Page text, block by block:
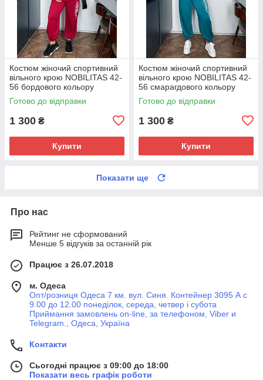
Костюм жіночий спортивний
вiльного крою NOBILITAS 42-
56 бордового кольору
Готово до відправки
1 300 ₴
Купити
Костюм жіночий спортивний
вiльного крою NOBILITAS 42-
56 смарагдового кольору
Готово до відправки
1 300 ₴
Купити
Показати ще
Про нас
Рейтинг не сформований
Менше 5 відгуків за останній рік
Працює з 26.07.2018
м. Одеса
Опт/розниця Одеса 7 км. вул. Синя. Контейнер 3095 А с
9.00 до 12.00 понеділок, середа, четвер і субота
Приймання замовлень on-line, за телефоном, Viber и
Telegram., Одеса, Україна
Контакти
Сьогодні працює з 09:00 до 18:00
Показати весь графік роботи